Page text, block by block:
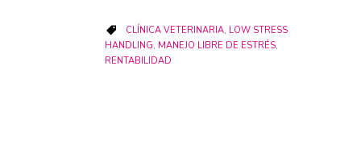
 CATEGORY
CLÍNICA VETERINARIA, LOW STRESS
HANDLING, MANEJO LIBRE DE ESTRÉS,
RENTABILIDAD